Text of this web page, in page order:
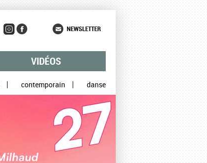
NEWSLETTER
VIDÉOS
contemporain danse